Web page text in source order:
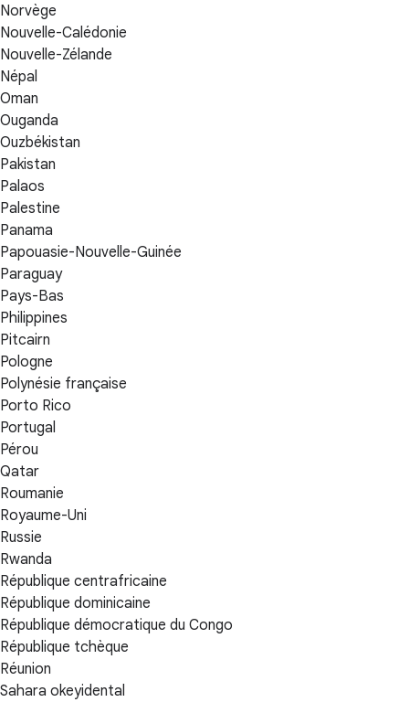
Norvège
Nouvelle-Calédonie
Nouvelle-Zélande
Népal
Oman
Ouganda
Ouzbékistan
Pakistan
Palaos
Palestine
Panama
Papouasie-Nouvelle-Guinée
Paraguay
Pays-Bas
Philippines
Pitcairn
Pologne
Polynésie française
Porto Rico
Portugal
Pérou
Qatar
Roumanie
Royaume-Uni
Russie
Rwanda
République centrafricaine
République dominicaine
République démocratique du Congo
République tchèque
Réunion
Sahara okeyidental